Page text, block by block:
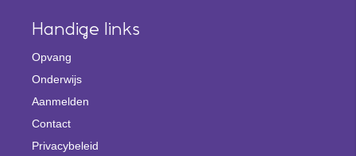
Handige links
Opvang
Onderwijs
Aanmelden
Contact
Privacybeleid